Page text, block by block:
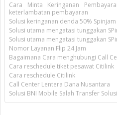
Cara Minta Keringanan
keterlambatan pembayaran
Solusi keringanan denda 50%
Solusi utama mengatasi tunggakan
Solusi utama mengatasi tunggakan
Nomor Layanan Flip 24 Jam
Bagaimana Cara menghubungi Call
Cara reschedule tiket pesawat Citilink
Cara reschedule Citilink
Call Center Lentera Dana Nusantara
Solusi BNI Mobile Salah Transfer